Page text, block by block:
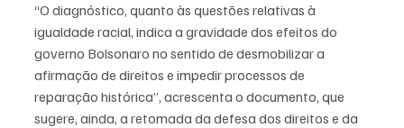
“O diagnóstico, quanto às questões relativas à
igualdade racial, indica a gravidade dos efeitos do
governo Bolsonaro no sentido de desmobilizar a
afirmação de direitos e impedir processos de
reparação histórica”, acrescenta o documento, que
sugere, ainda, a retomada da defesa dos direitos e da